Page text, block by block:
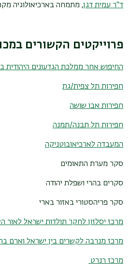
ד"ר עמית דגן, מתמחה בארכיאולוגיה
פרוייקטים הקשורים
החיפוש אחר ממלכת הגדעונים היהודית
חפירות תל צפית/גת
חפירות אבו שושה
חפירות תל תבנה/תמנה
המעבדה לארכיאובוטניקה
סקר מערת התאומים
סקרים בהרי ושפלת יהודה
סקר פריהסטורי באזור בארי
מרכז יסלזון לחקר תולדות ישראל לאור
מרכז מנרבה לקשרים בין ישראל וארם
מרכז רנרט